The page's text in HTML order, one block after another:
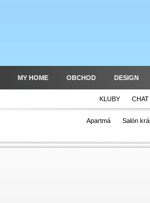
MY HOME OBCHOD DESIGN
KLUBY CHAT
Apartmá Salón